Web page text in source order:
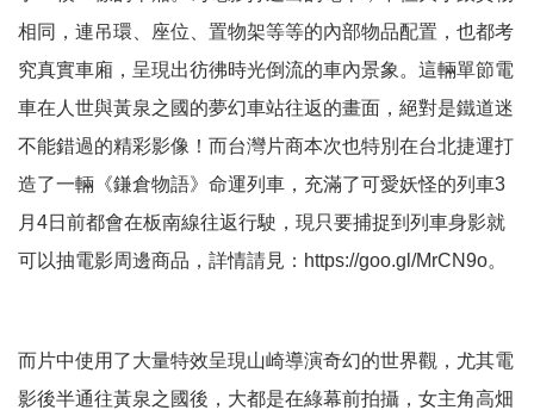
相同，連吊環、座位、置物架等等的內部物品配置，也都考
究真實車廂，呈現出彷彿時光倒流的車內景象。這輛單節電
車在人世與黃泉之國的夢幻車站往返的畫面，絕對是鐵道迷
不能錯過的精彩影像！而台灣片商本次也特別在台北捷運打
造了一輛《鎌倉物語》命運列車，充滿了可愛妖怪的列車3
月4日前都會在板南線往返行駛，現只要捕捉到列車身影就
可以抽電影周邊商品，詳情請見：https://goo.gl/MrCN9o。
而片中使用了大量特效呈現山崎導演奇幻的世界觀，尤其電
影後半通往黃泉之國後，大都是在綠幕前拍攝，女主角高畑